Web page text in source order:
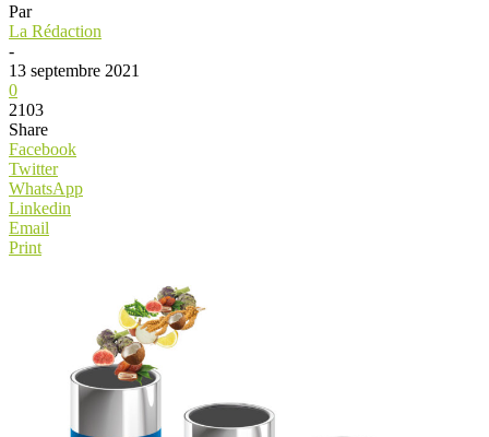
Par
La Rédaction
-
13 septembre 2021
0
2103
Share
Facebook
Twitter
WhatsApp
Linkedin
Email
Print